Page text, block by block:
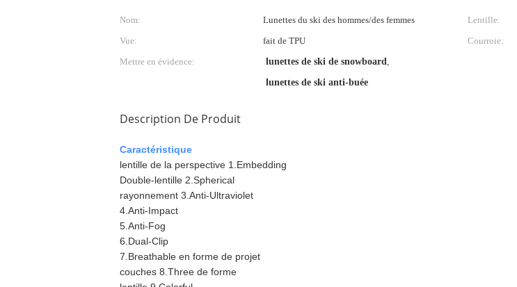
Nom: Lunettes du ski des hommes/des femmes Lentille:
Vue:
fait de TPU Courroie:
Mettre en évidence:
lunettes de ski de snowboard,
lunettes de ski anti-buée
Description De Produit
Caractéristique
lentille de la perspective 1.Embedding
Double-lentille 2.Spherical
rayonnement 3.Anti-Ultraviolet
4.Anti-Impact
5.Anti-Fog
6.Dual-Clip
7.Breathable en forme de projet
couches 8.Three de forme